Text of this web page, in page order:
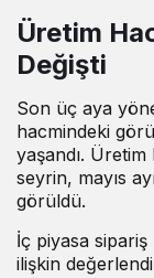
Üretim
Değişti
Son üç aya
hacmindeki
yaşandı.
seyrin, mayıs
görüldü.
İç piyasa sipariş
ilişkin